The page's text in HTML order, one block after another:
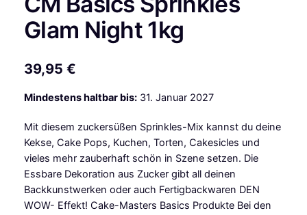
Glam Night 1kg
39,95 €
Mindestens haltbar bis:31. Januar 2027
Mit diesem zuckersüßen Sprinkles-Mix kannst du deine
Kekse, Cake Pops, Kuchen, Torten, Cakesicles und
vieles mehr zauberhaft schön in Szene setzen. Die
Essbare Dekoration aus Zucker gibt all deinen
Backkunstwerken oder auch Fertigbackwaren DEN
WOW- Effekt! Cake-Masters Basics Produkte Bei den